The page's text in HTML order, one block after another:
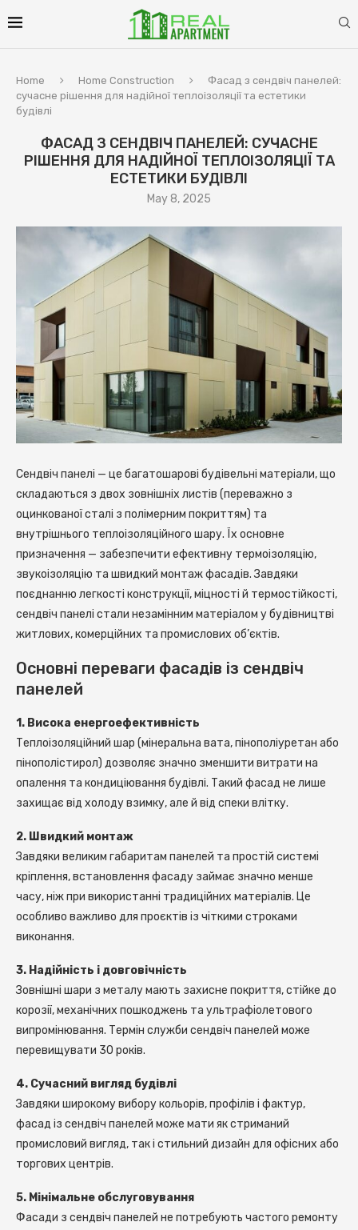
Home Home Construction
Фасад з сендвіч панелей:
сучасне рішення для надійної теплоізоляції та естетики
будівлі
ФАСАД З СЕНДВІЧ ПАНЕЛЕЙ: СУЧАСНЕ
РІШЕННЯ ДЛЯ НАДІЙНОЇ ТЕПЛОІЗОЛЯЦІЇ ТА
ЕСТЕТИКИ БУДІВЛІ
May 8, 2025
Сендвіч панелі — це багатошарові будівельні матеріали, що
складаються з двох зовнішніх листів (переважно з
оцинкованої сталі з полімерним покриттям) та
внутрішнього теплоізоляційного шару. Їх основне
призначення — забезпечити ефективну термоізоляцію,
звукоізоляцію та швидкий монтаж фасадів. Завдяки
поєднанню легкості конструкції, міцності й термостійкості,
сендвіч панелі стали незамінним матеріалом у будівництві
житлових, комерційних та промислових об’єктів.
Основні переваги фасадів із сендвіч
панелей
1. Висока енергоефективність
Теплоізоляційний шар (мінеральна вата, пінополіуретан або
пінополістирол) дозволяє значно зменшити витрати на
опалення та кондиціювання будівлі. Такий фасад не лише
захищає від холоду взимку, але й від спеки влітку.
2. Швидкий монтаж
Завдяки великим габаритам панелей та простій системі
кріплення, встановлення фасаду займає значно менше
часу, ніж при використанні традиційних матеріалів. Це
особливо важливо для проєктів із чіткими строками
виконання.
3. Надійність і довговічність
Зовнішні шари з металу мають захисне покриття, стійке до
корозії, механічних пошкоджень та ультрафіолетового
випромінювання. Термін служби сендвіч панелей може
перевищувати 30 років.
4. Сучасний вигляд будівлі
Завдяки широкому вибору кольорів, профілів і фактур,
фасад із сендвіч панелей може мати як стриманий
промисловий вигляд, так і стильний дизайн для офісних або
торгових центрів.
5. Мінімальне обслуговування
Фасади з сендвіч панелей не потребують частого ремонту